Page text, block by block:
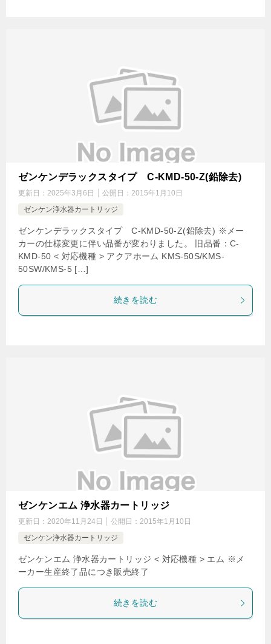
ゼンケンデラックスタイプ C-KMD-50-Z(鉛除去)
更新日： 2025年3月6日 公開日： 2015年1月10日
ゼンケン浄水器カートリッジ
ゼンケンデラックスタイプ C-KMD-50-Z(鉛除去) ※メー
カーの仕様変更に伴い品番が変わりました。 旧品番：C-
KMD-50 < 対応機種 > アクアホーム KMS-50S/KMS-
50SW/KMS-5 […]
続きを読む
ゼンケンエム 浄水器カートリッジ
更新日： 2020年11月24日 公開日： 2015年1月10日
ゼンケン浄水器カートリッジ
ゼンケンエム 浄水器カートリッジ < 対応機種 > エム ※メ
ーカー生産終了品につき販売終了
続きを読む